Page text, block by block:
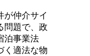
が仲介サイ
問題で、政
泊事業法
く適法な物